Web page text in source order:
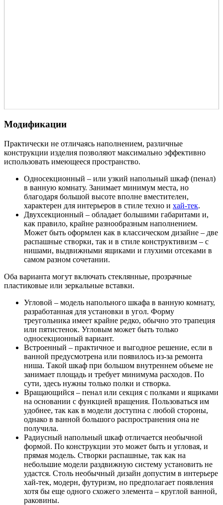
Модификации
Практически не отличаясь наполнением, различные
конструкции изделия позволяют максимально эффективно
использовать имеющееся пространство.
Односекционный – или узкий напольный шкаф (пенал)
в ванную комнату. Занимает минимум места, но
благодаря большой высоте вполне вместителен,
характерен для интерьеров в стиле техно и хай-тек.
Двухсекционный – обладает большими габаритами и,
как правило, крайне разнообразным наполнением.
Может быть оформлен как в классическом дизайне – две
распашные створки, так и в стиле конструктивизм – с
нишами, выдвижными ящиками и глухими отсеками в
самом разном сочетании.
Оба варианта могут включать стеклянные, прозрачные
пластиковые или зеркальные вставки.
Угловой – модель напольного шкафа в ванную комнату,
разработанная для установки в угол. Форму
треугольника имеет крайне редко, обычно это трапеция
или пятистенок. Угловым может быть только
односекционный вариант.
Встроенный – практичное и выгодное решение, если в
ванной предусмотрена или появилось из-за ремонта
ниша. Такой шкаф при большом внутреннем объеме не
занимает площадь и требует минимума расходов. По
сути, здесь нужны только полки и створка.
Вращающийся – пенал или секция с полками и ящиками
на основании с функцией вращения. Пользоваться им
удобнее, так как в модели доступна с любой стороны,
однако в ванной большого распространения она не
получила.
Радиусный напольный шкаф отличается необычной
формой. По конструкции это может быть и угловая, и
прямая модель. Створки распашные, так как на
небольшие модели раздвижную систему установить не
удастся. Столь необычный дизайн допустим в интерьере
хай-тек, модерн, футуризм, но предполагает появления
хотя бы еще одного схожего элемента – круглой ванной,
раковины.